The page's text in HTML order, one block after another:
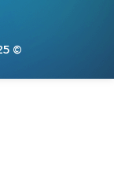
© 2025 جميع الحقوق محفوظة